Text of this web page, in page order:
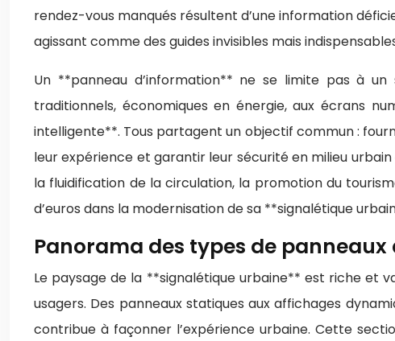
rendez-vous manqués résultent d’une information
agissant comme des guides invisibles mais
Un **panneau d’information** ne se limite pas à
traditionnels, économiques en énergie, aux écrans
intelligente**. Tous partagent un objectif commun :
leur expérience et garantir leur sécurité en milieu
la fluidification de la circulation, la promotion du
d’euros dans la modernisation de sa **signalétique
Panorama des types de
Le paysage de la **signalétique urbaine** est riche et
usagers. Des panneaux statiques aux affichages
contribue à façonner l’expérience urbaine. Cette